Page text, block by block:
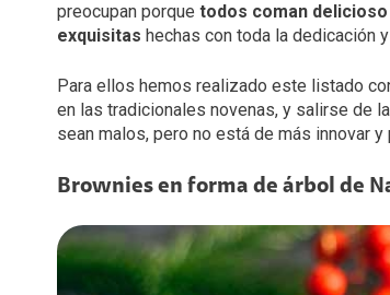
preocupan porque todos coman delicioso
exquisitas hechas con toda la dedicación
Para ellos hemos realizado este listado
en las tradicionales novenas, y salirse de
sean malos, pero no está de más innovar
Brownies en forma de árbol de